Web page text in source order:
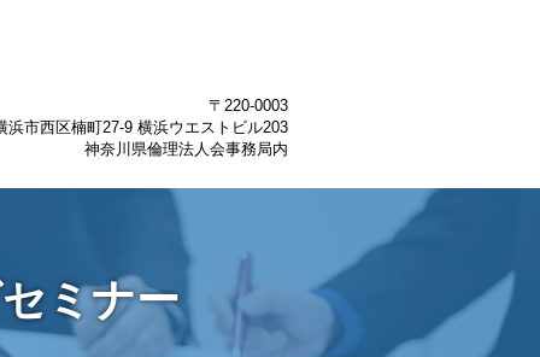
〒220-0003
浜市西区楠町27-9 横浜ウエストビル203
神奈川県倫理法人会事務局内
ミナー